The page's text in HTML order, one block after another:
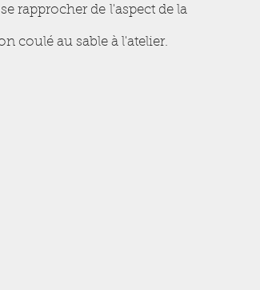
rapprocher de l'aspect de la
coulé au sable à l'atelier.